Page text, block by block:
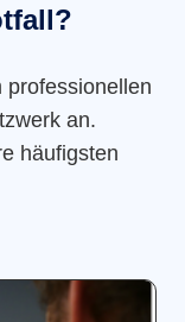
professionellen
an.
häufigsten